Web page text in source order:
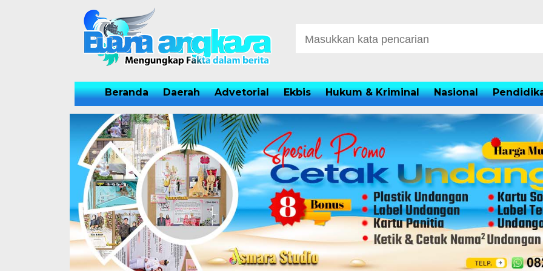
Beranda Daerah Advetorial Ekbis Hukum & Kriminal Nasional